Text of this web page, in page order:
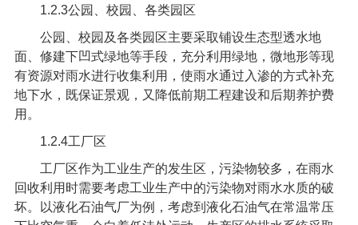
1.2.3公园、校园、各类园区
公园、校园及各类园区主要采取铺设生态型透水地
面、修建下凹式绿地等手段，充分利用绿地，微地形等现
有资源对雨水进行收集利用，使雨水通过入渗的方式补充
地下水，既保证景观，又降低前期工程建设和后期养护费
用。
1.2.4工厂区
工厂区作为工业生产的发生区，污染物较多，在雨水
回收利用时需要考虑工业生产中的污染物对雨水水质的破
坏。以液化石油气厂为例，考虑到液化石油气在常温常压